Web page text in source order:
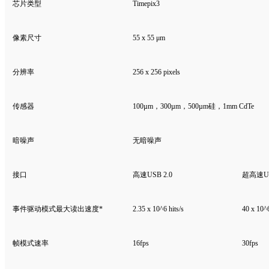
芯片类型 Timepix3
像素尺寸 55 x 55 μm
分辨率 256 x 256 pixels
传感器 100µm，300µm，500µm硅，1mm CdTe
暗噪声 无暗噪声
接口 高速USB 2.0 超高速
事件驱动模式最大读出速度* 2.35 x 10^6 hits/s 40 x
帧模式速率 16fps 30fps